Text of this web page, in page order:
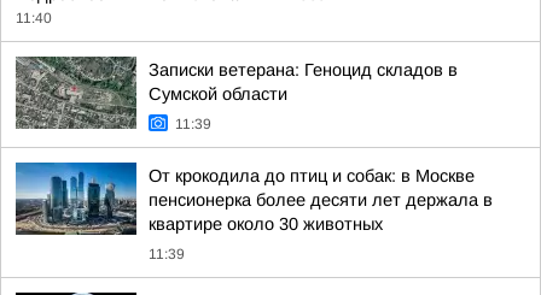
11:40
Записки ветерана: Геноцид складов в
Сумской области
11:39
От крокодила до птиц и собак: в Москве
пенсионерка более десяти лет держала в
квартире около 30 животных
11:39